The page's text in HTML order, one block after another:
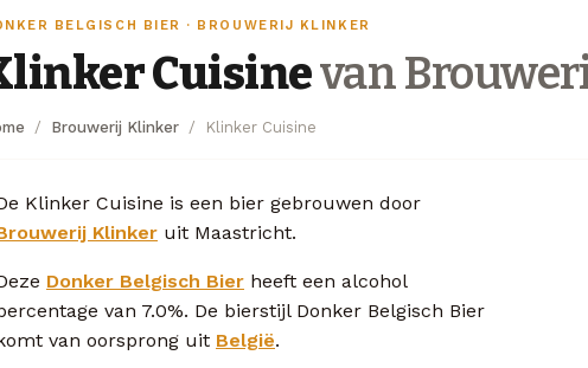
BELGISCH BIER · BROUWERIJ KLINKER
Cuisinevan
Brouwerij Klinker Klinker Cuisine
Klinker Cuisine is een bier gebrouwen door
Klinker uit Maastricht.
Donker Belgisch Bier heeft een alcohol
van 7.0%. De bierstijl Donker Belgisch Bier
van oorsprong uit België.